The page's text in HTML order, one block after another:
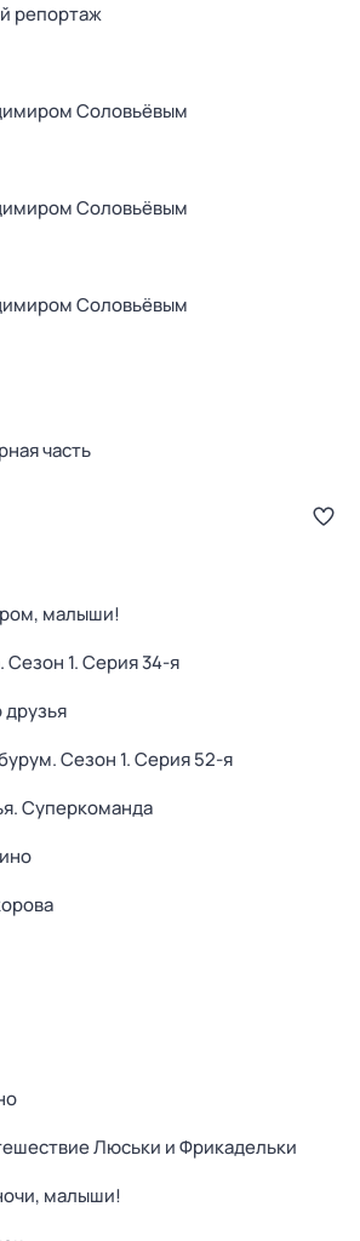
репортаж
Соловьёвым
Соловьёвым
Соловьёвым
часть
малыши!
. Сезон 1. Серия 34-я
друзья
. Сезон 1. Серия 52-я
Суперкоманда
Люськи и Фрикадельки
малыши!